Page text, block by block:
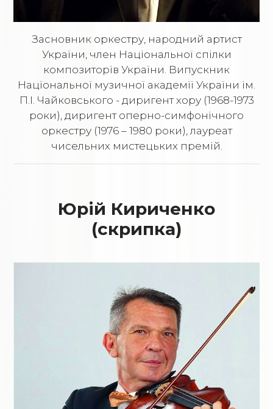
Засновник оркестру, народний артист
України, член Національної спілки
композиторів України. Випускник
Національної музичної академії України ім.
П.І. Чайковського - диригент хору (1968-1973
роки), диригент оперно-симфонічного
оркестру (1976 – 1980 роки), лауреат
чисельних мистецьких премій.
Юрій Кириченко
(скрипка)